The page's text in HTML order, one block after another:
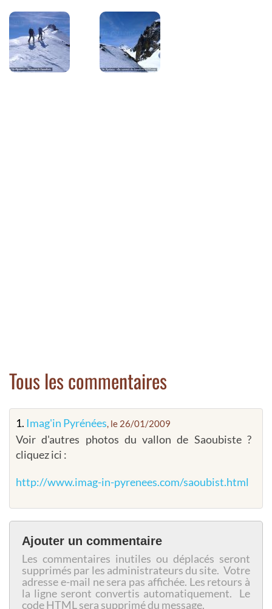
Tous les commentaires
1. Imag'in Pyrénées, le 26/01/2009
Voir d'autres photos du vallon de Saoubiste ?
cliquez ici :
http://www.imag-in-pyrenees.com/saoubist.html
Ajouter un commentaire
Les commentaires inutiles ou déplacés seront
supprimés par les administrateurs du site. Votre
adresse e-mail ne sera pas affichée. Les retours à
la ligne seront convertis automatiquement. Le
code HTML sera supprimé du message.